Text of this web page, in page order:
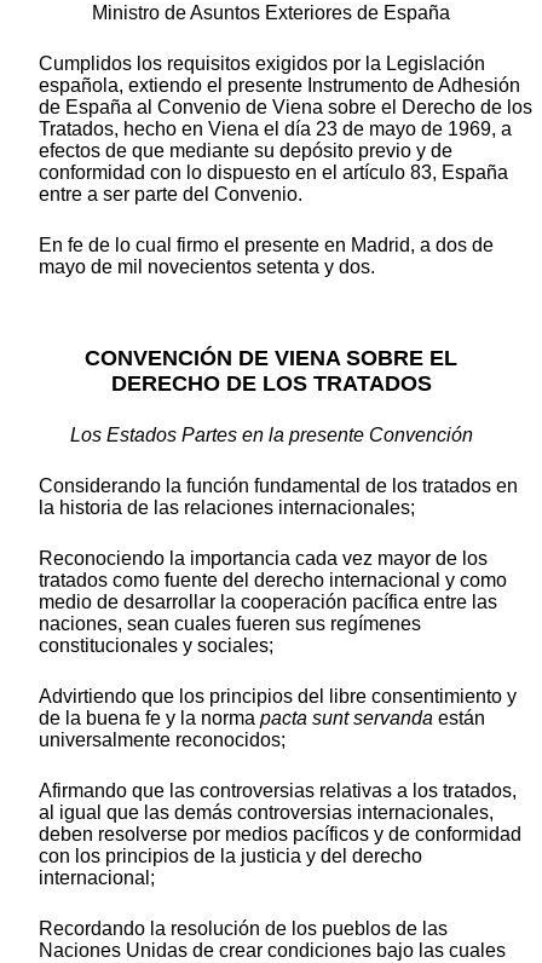
Ministro de Asuntos Exteriores de España
Cumplidos los requisitos exigidos por la Legislación
española, extiendo el presente Instrumento de Adhesión
de España al Convenio de Viena sobre el Derecho de los
Tratados, hecho en Viena el día 23 de mayo de 1969, a
efectos de que mediante su depósito previo y de
conformidad con lo dispuesto en el artículo 83, España
entre a ser parte del Convenio.
En fe de lo cual firmo el presente en Madrid, a dos de
mayo de mil novecientos setenta y dos.
CONVENCIÓN DE VIENA SOBRE EL
DERECHO DE LOS TRATADOS
Los Estados Partes en la presente Convención
Considerando la función fundamental de los tratados en
la historia de las relaciones internacionales;
Reconociendo la importancia cada vez mayor de los
tratados como fuente del derecho internacional y como
medio de desarrollar la cooperación pacífica entre las
naciones, sean cuales fueren sus regímenes
constitucionales y sociales;
Advirtiendo que los principios del libre consentimiento y
de la buena fe y la norma pacta sunt servanda están
universalmente reconocidos;
Afirmando que las controversias relativas a los tratados,
al igual que las demás controversias internacionales,
deben resolverse por medios pacíficos y de conformidad
con los principios de la justicia y del derecho
internacional;
Recordando la resolución de los pueblos de las
Naciones Unidas de crear condiciones bajo las cuales